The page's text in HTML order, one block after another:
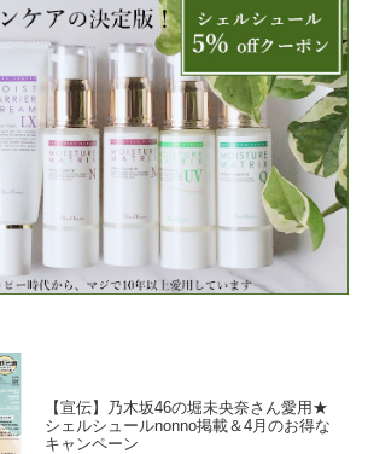
【宣伝】乃木坂46の堀未央奈さん愛用★
シェルシュールnonno掲載＆4月のお得な
キャンペーン